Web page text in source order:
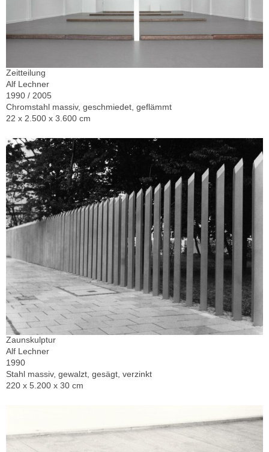
Zeitteilung
Alf Lechner
1990 / 2005
Chromstahl massiv, geschmiedet, geflämmt
22 x 2.500 x 3.600 cm
Zaunskulptur
Alf Lechner
1990
Stahl massiv, gewalzt, gesägt, verzinkt
220 x 5.200 x 30 cm